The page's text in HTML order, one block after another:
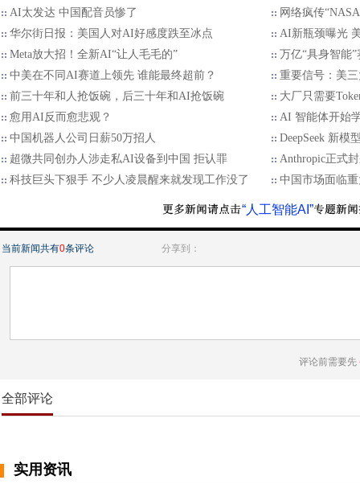
AI太发达 中国配音员惨了
网络疯传
华尔街日报：美国人对AI好感度跌至冰点
AI新瓶颈曝光
Meta放大招！全新AI“让人毛毛的”
万亿“具身智能
中美在不同AI赛道上领先 谁能最终超前？
重要信号：美
前三十年和人抢饭碗，后三十年和AI抢饭碗
大厂只需要
愈用AI反而愈悲观？
AI 智能体开始
中国机器人公司日薪50万招人
DeepSeek 新模
超微共同创办人涉走私AI设备到中国 拒认罪
Anthropic正式
科技巨头下狠手 不少人凌晨醒来就发现工作没了
中国市场面临
“人工智能AI”
当前新闻共有0条评论 分享到：
评论前需要先
全部评论
实用资讯